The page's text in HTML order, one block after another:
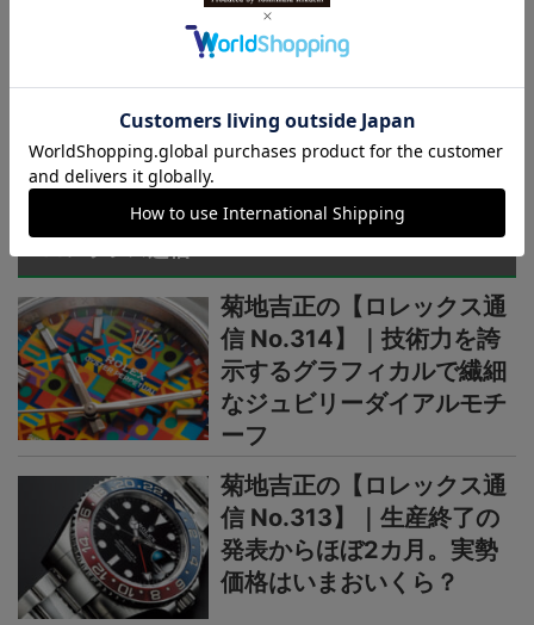
連載記事
ロレックス通信
菊地吉正の【ロレックス通
信 No.314】｜技術力を誇
示するグラフィカルで繊細
なジュビリーダイアルモチ
ーフ
菊地吉正の【ロレックス通
信 No.313】｜生産終了の
発表からほぼ2カ月。実勢
価格はいまおいくら？